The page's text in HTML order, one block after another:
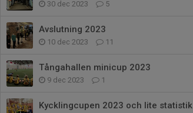
30 dec 2023 5
Avslutning 2023
10 dec 2023 11
Tångahallen minicup 2023
9 dec 2023 1
Kycklingcupen 2023 och lite statistik